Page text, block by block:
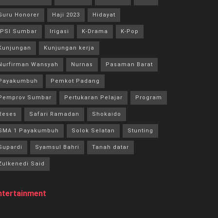
Honorer Haji 2023 Hidayat
Sumbar Irigasi K-Drama K-Pop
Kunjungan kerja
Wansyah Nurnas Pasaman Barat
Pemkot Padang
Sumbar Pertukaran Pelajar Program
Safari Ramadan Shokaido
1 Payakumbuh Solok Selatan Stunting
Syamsul Bahri Tanah datar
Said